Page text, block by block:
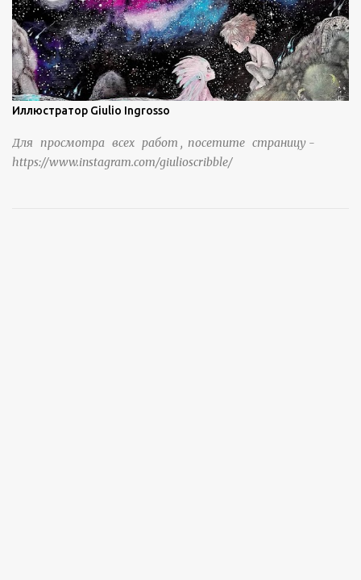
https://www.sohu.com/a/951672917_121984853
Иллюстратор Giulio Ingrosso
Для просмотра всех работ , посетите страницу -
https://www.instagram.com/giulioscribble/